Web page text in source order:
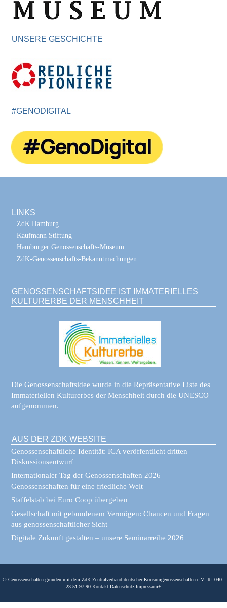
UNSERE GESCHICHTE
#GENODIGITAL
LINKS
ZdK Hamburg
Kaufmann Stiftung
Hamburger Genossenschafts-Museum
ZdK-Genossenschafts-Bekanntmachungen
GENOSSENSCHAFTSIDEE IST IMMATERIELLES
KULTURERBE DER MENSCHHEIT
Die Genossenschaftsidee wurde in die Repräsentative Liste des
Immateriellen Kulturerbes der Menschheit durch die UNESCO
aufgenommen.
AUS DER ZDK WEBSITE
Genossenschaftliche Identität: ICA veröffentlicht dritten
Diskussionsentwurf
Internationaler Tag der Genossenschaften 2026 –
Genossenschaften für eine friedliche Welt
Staffelstab bei Euro Coop übergeben
Gesellschaft mit gebundenem Vermögen: Chancen und Fragen
aus genossenschaftlicher Sicht
Digitale Zukunft gestalten – unsere Seminarreihe 2026
© Genossenschaften gründen mit dem ZdK Zentralverband deutscher Konsumgenossenschaften e.V. Tel 040 -
23 51 97 90 Kontakt Datenschutz Impressum+